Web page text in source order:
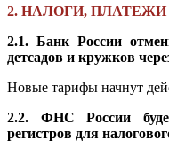
2. НАЛОГИ, ПЛАТЕЖИ
2.1. Банк России
детсадов и кружков
Новые тарифы начнут
2.2. ФНС России
регистров для